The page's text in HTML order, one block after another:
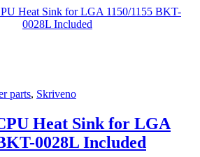
parts, Skriveno
Heat Sink for LGA
0028L Included